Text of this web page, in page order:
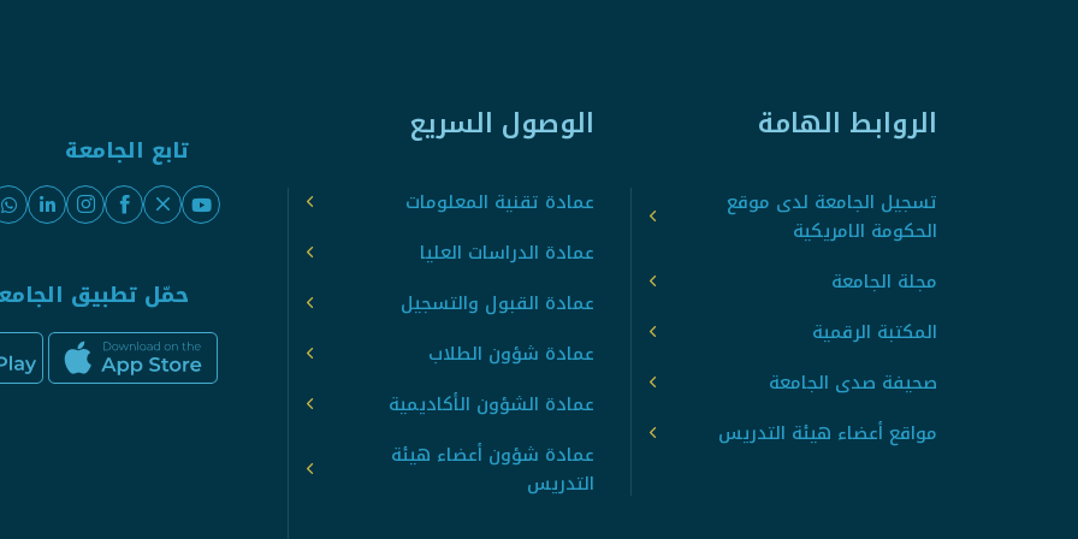
الروابط الهامة
تسجيل الجامعة لدى موقع
الحكومة الامريكية
مجلة الجامعة
المكتبة الرقمية
صحيفة صدى الجامعة
مواقع أعضاء هيئة التدريس
الوصول السريع
عمادة تقنية المعلومات
عمادة الدراسات العليا
عمادة القبول والتسجيل
عمادة شؤون الطلاب
عمادة الشؤون الأكاديمية
عمادة شؤون أعضاء هيئة
التدريس
تابع الجامعة
حمّل تطبيق